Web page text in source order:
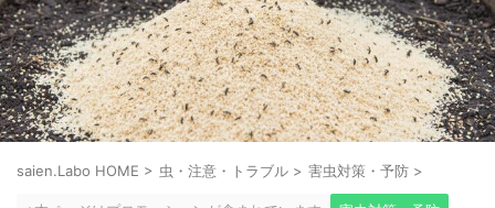
saien.Labo HOME > 虫・注意・トラブル > 害虫対策・予防 >